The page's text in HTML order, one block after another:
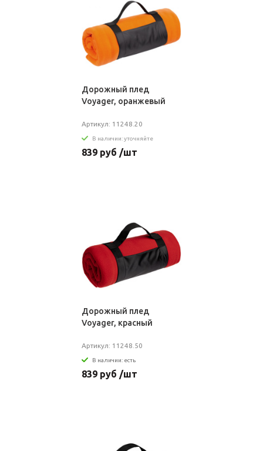
Дорожный плед
Voyager, оранжевый
Артикул: 11248.20
В наличии: уточняйте
839 руб /шт
Дорожный плед
Voyager, красный
Артикул: 11248.50
В наличии: есть
839 руб /шт